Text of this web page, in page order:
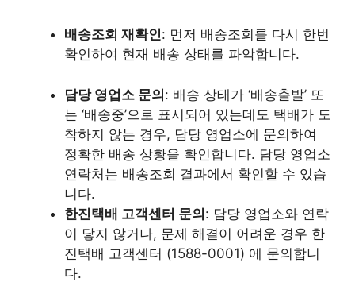
배송조회 재확인: 먼저 배송조회를 다시 한번
확인하여 현재 배송 상태를 파악합니다.
담당 영업소 문의: 배송 상태가 ‘배송출발’ 또
는 ‘배송중’으로 표시되어 있는데도 택배가 도
착하지 않는 경우, 담당 영업소에 문의하여
정확한 배송 상황을 확인합니다. 담당 영업소
연락처는 배송조회 결과에서 확인할 수 있습
니다.
한진택배 고객센터 문의: 담당 영업소와 연락
이 닿지 않거나, 문제 해결이 어려운 경우 한
진택배 고객센터 (1588-0001) 에 문의합니
다.